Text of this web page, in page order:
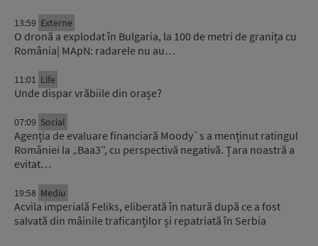
13:59 Externe
O dronă a explodat în Bulgaria, la 100 de metri de granița cu
România| MApN: radarele nu au…
11:01 Life
Unde dispar vrăbiile din orașe?
07:09 Social
Agenția de evaluare financiară Moody`s a menținut ratingul
României la „Baa3”, cu perspectivă negativă. Țara noastră a
evitat…
19:58 Mediu
Acvila imperială Feliks, eliberată în natură după ce a fost
salvată din mâinile traficanților și repatriată în Serbia